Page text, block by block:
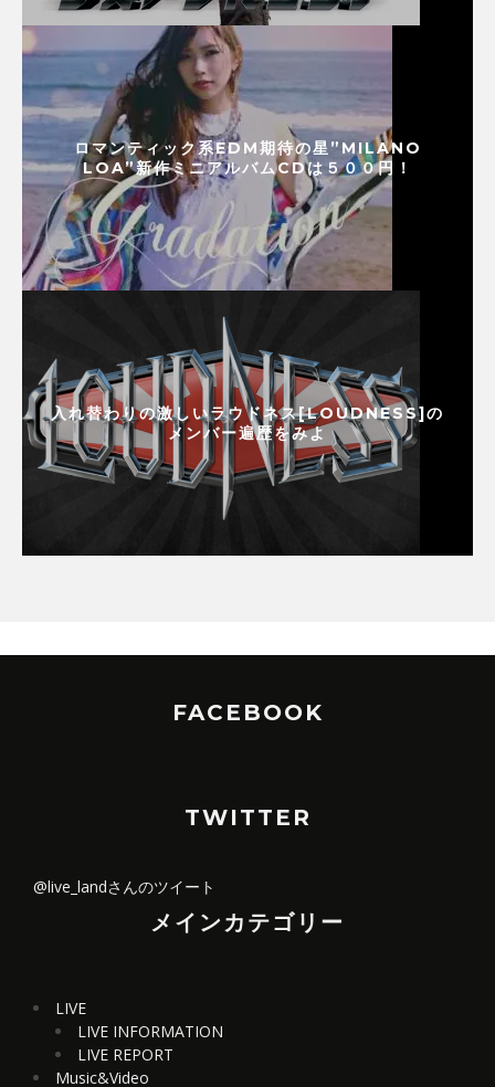
ロマンティック系EDM期待の星”MILANO
LOA”新作ミニアルバムCDは５００円！
入れ替わりの激しいラウドネス[LOUDNESS]の
メンバー遍歴をみよ
FACEBOOK
TWITTER
@live_landさんのツイート
メインカテゴリー
LIVE
LIVE INFORMATION
LIVE REPORT
Music&Video